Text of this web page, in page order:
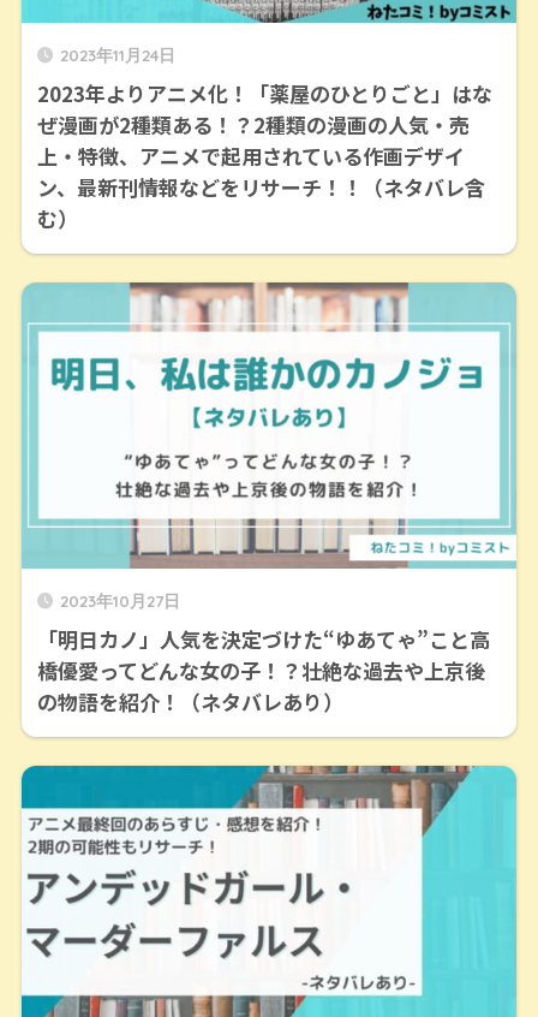
2023年11月24日
2023年よりアニメ化！「薬屋のひとりごと」はな
ぜ漫画が2種類ある！？2種類の漫画の人気・売
上・特徴、アニメで起用されている作画デザイ
ン、最新刊情報などをリサーチ！！（ネタバレ含
む）
2023年10月27日
「明日カノ」人気を決定づけた“ゆあてゃ”こと高
橋優愛ってどんな女の子！？壮絶な過去や上京後
の物語を紹介！（ネタバレあり）